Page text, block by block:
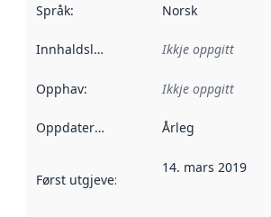
Språk: Norsk
Innhaldsleverandørar :
Ikkje oppgitt
Opphav: Ikkje oppgitt
Oppdateringsfrekvens :
Årleg
Først utgjeve:
14. mars 2019